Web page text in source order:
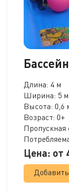
Длина: 4 м
Ширина: 5 м
Высота: 0,6
Возраст: 0+
Цена: от